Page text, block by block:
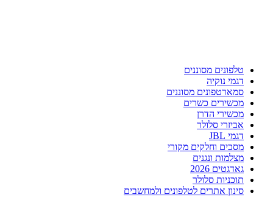
טלפונים מסוננים
דגמי נוקיה
סמארטפונים מסוננים
מכשירים כשרים
מכשירי הדרן
אביזרי סלולר
דגמי JBL
מסכים וחלקים מקורי
מצלמות ונגנים
גאדגטים 2026
תוכניות סלולר
סינון אתרים לטלפונים ולמחשבים